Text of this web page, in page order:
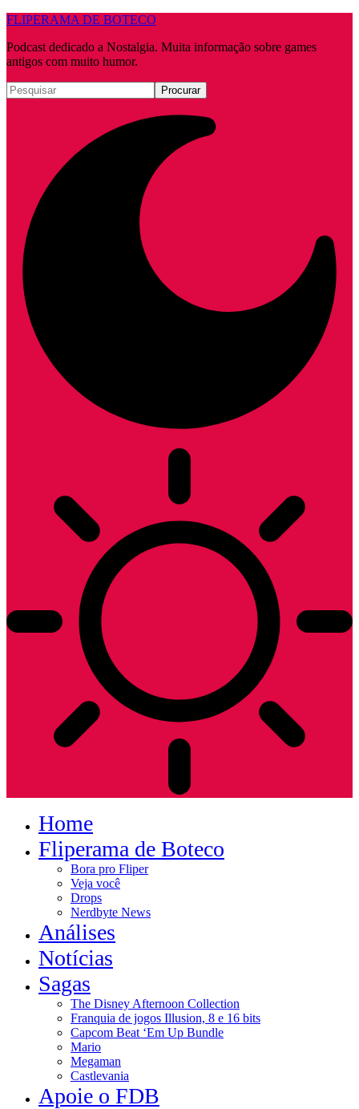
FLIPERAMA DE BOTECO
Podcast dedicado a Nostalgia. Muita informação sobre games
antigos com muito humor.
Home
Fliperama de Boteco
Bora pro Fliper
Veja você
Drops
Nerdbyte News
Análises
Notícias
Sagas
The Disney Afternoon Collection
Franquia de jogos Illusion, 8 e 16 bits
Capcom Beat ‘Em Up Bundle
Mario
Megaman
Castlevania
Apoie o FDB